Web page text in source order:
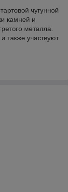
чугунной
камней и
металла.
также участвуют